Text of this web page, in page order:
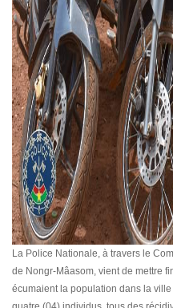
La Police Nationale, à travers le
de Nongr-Mâasom, vient de mettre
écumaient la population dans la